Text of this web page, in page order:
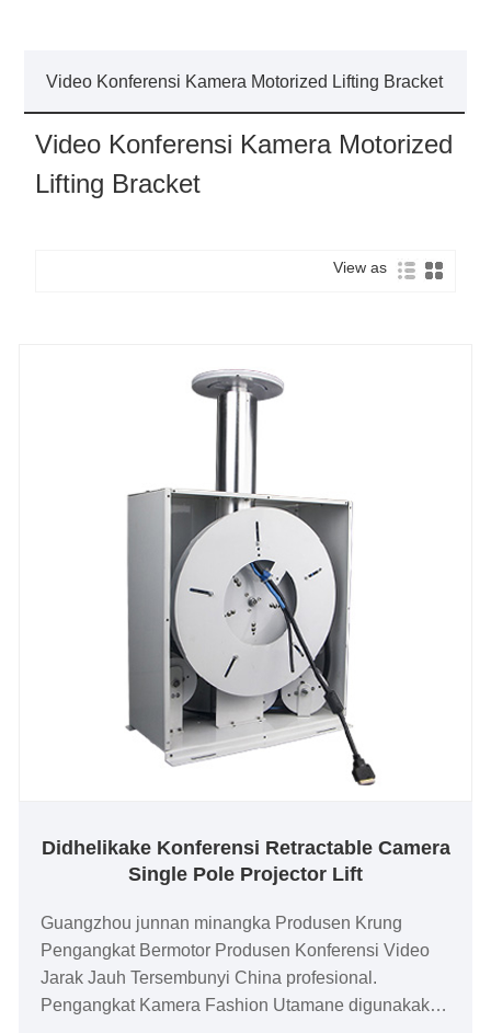
Video Konferensi Kamera Motorized Lifting Bracket
Video Konferensi Kamera Motorized
Lifting Bracket
View as
Didhelikake Konferensi Retractable Camera
Single Pole Projector Lift
Guangzhou junnan minangka Produsen Krung
Pengangkat Bermotor Produsen Konferensi Video
Jarak Jauh Tersembunyi China profesional.
Pengangkat Kamera Fashion Utamane digunakake